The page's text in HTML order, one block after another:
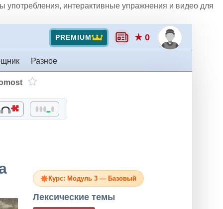
интерактивные упражнения и видео для
PREMIUM ★ 0
Разное
Курс: Модуль 3 — Базовый
Лексические темы